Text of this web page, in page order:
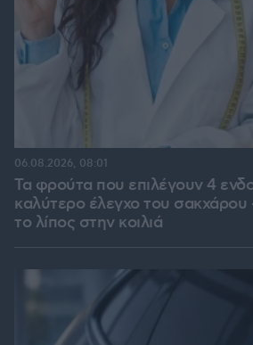
Τα φρούτα που επιλέγουν 4
καλύτερο έλεγχο του σακχάρου
το λίπος στην κοιλιά
06.08.2026, 08:01